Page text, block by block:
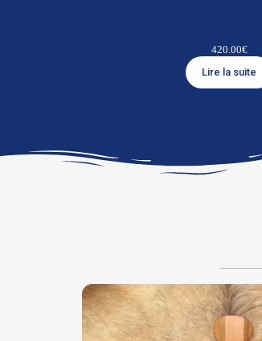
420.00€
Lire la suite